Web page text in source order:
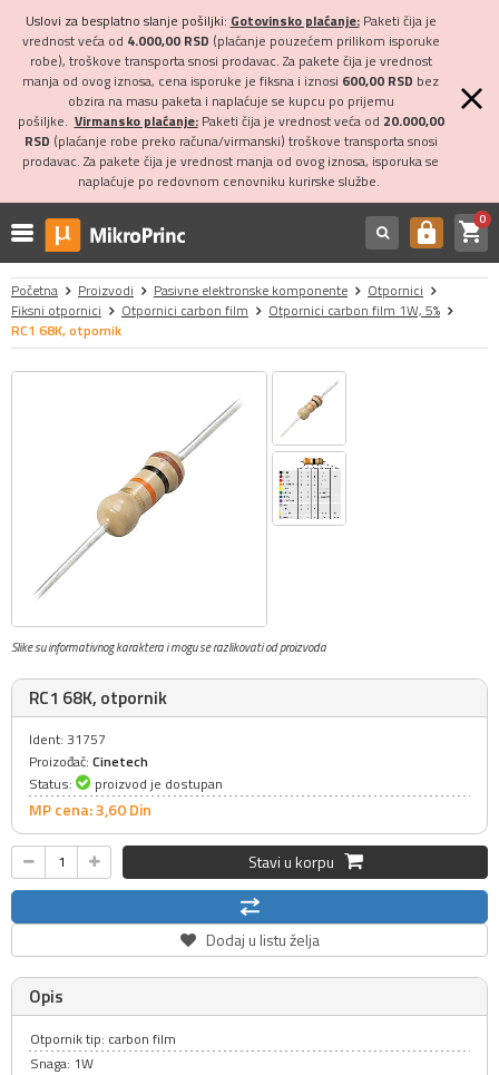
Uslovi za besplatno slanje pošiljki: Gotovinsko plaćanje:Paketi čija je
vrednost veća od 4.000,00 RSD (plaćanje pouzećem prilikom isporuke
robe), troškove transporta snosi prodavac. Za pakete čija je vrednost
manja od ovog iznosa, cena isporuke je fiksna i iznosi 600,00 RSD bez
obzira na masu paketa i naplaćuje se kupcu po prijemu
pošiljke. Virmansko plaćanje:Paketi čija je vrednost veća od 20.000,00
RSD (plaćanje robe preko računa/virmanski) troškove transporta snosi
prodavac. Za pakete čija je vrednost manja od ovog iznosa, isporuka se
naplaćuje po redovnom cenovniku kurirske službe.
https shopping_cart0
Početna Proizvodi Pasivne elektronske komponente
Otpornici
Fiksni otpornici
Otpornici carbon film
Otpornici carbon film 1W, 5%
RC1 68K, otpornik
Slike su informativnog karaktera i mogu se razlikovati od proizvoda
RC1 68K, otpornik
Ident: 31757
Proizođač: Cinetech
Status:
proizvod je dostupan
MP cena: 3,60Din
Stavi u korpu
Dodaj u listu želja
Opis
Otpornik tip: carbon film
Snaga: 1W